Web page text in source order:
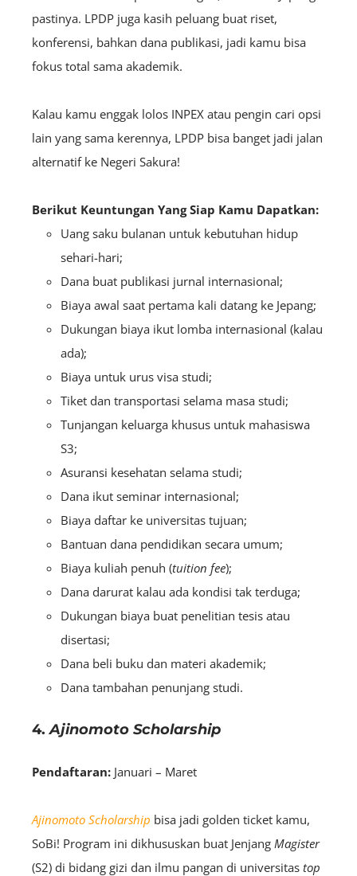
pastinya. LPDP juga kasih peluang buat riset,
konferensi, bahkan dana publikasi, jadi kamu bisa
fokus total sama akademik.
Kalau kamu enggak lolos INPEX atau pengin cari opsi
lain yang sama kerennya, LPDP bisa banget jadi jalan
alternatif ke Negeri Sakura!
Berikut Keuntungan Yang Siap Kamu Dapatkan:
Uang saku bulanan untuk kebutuhan hidup
sehari-hari;
Dana buat publikasi jurnal internasional;
Biaya awal saat pertama kali datang ke Jepang;
Dukungan biaya ikut lomba internasional (kalau
ada);
Biaya untuk urus visa studi;
Tiket dan transportasi selama masa studi;
Tunjangan keluarga khusus untuk mahasiswa
S3;
Asuransi kesehatan selama studi;
Dana ikut seminar internasional;
Biaya daftar ke universitas tujuan;
Bantuan dana pendidikan secara umum;
Biaya kuliah penuh (tuition fee);
Dana darurat kalau ada kondisi tak terduga;
Dukungan biaya buat penelitian tesis atau
disertasi;
Dana beli buku dan materi akademik;
Dana tambahan penunjang studi.
4.Ajinomoto Scholarship
Pendaftaran: Januari – Maret
Ajinomoto Scholarship bisa jadi golden ticket kamu,
SoBi! Program ini dikhususkan buat Jenjang Magister
(S2) di bidang gizi dan ilmu pangan di universitas top